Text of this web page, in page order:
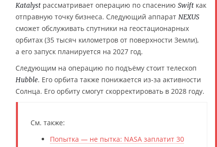
Katalyst рассматривает операцию по спасению Swift как
отправную точку бизнеса. Следующий аппарат NEXUS
сможет обслуживать спутники на геостационарных
орбитах (35 тысяч километров от поверхности Земли),
а его запуск планируется на 2027 год.
Следующим на операцию по подъёму стоит телескоп
Hubble. Его орбита также понижается из-за активности
Солнца. Его орбиту смогут скорректировать в 2028 году.
См. также:
Попытка — не пытка: NASA заплатит 30